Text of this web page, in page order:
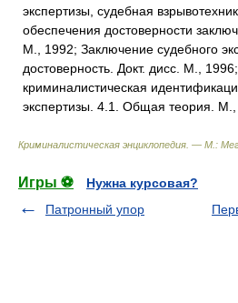
экспертизы, судебная
обеспечения достоверности
М., 1992; Заключение судебного
достоверность. Докт. дисс. М.,
криминалистическая
экспертизы. 4.1. Общая теория. М.,
Криминалистическая энциклопедия. — М.:
Игры ⚽
Нужна курсовая?
Патронный упор